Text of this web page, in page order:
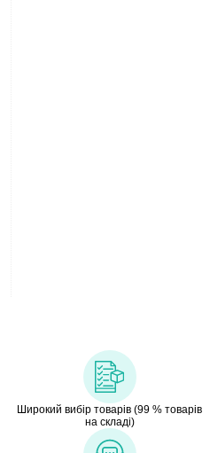
Широкий вибір товарів (99 % товарів
на складі)